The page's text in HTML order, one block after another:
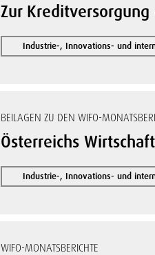
Zur
Industrie-, Innovations- und
BEILAGEN ZU DEN WIFO-
Österreichs
Industrie-, Innovations- und
WIFO-MONATSBERICHTE